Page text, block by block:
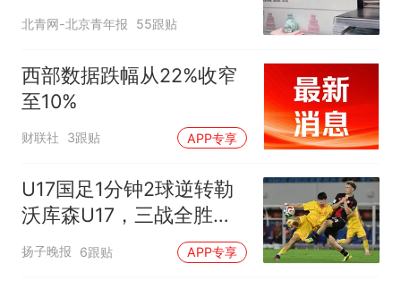
应
北青网-北京青年报 55跟贴
西部数据跌幅从22%收窄
至10%
财联社 3跟贴 APP专享
U17国足1分钟2球逆转勒
沃库森U17，三战全胜！
赵松源替补登场传射建功
扬子晚报 6跟贴 APP专享